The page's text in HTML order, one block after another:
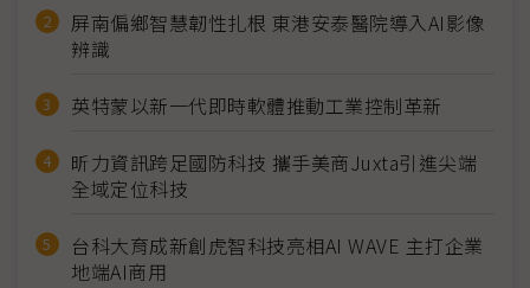
屏南偏鄉智慧韌性扎根 東港安泰醫院導入AI影像
辨識
英特蒙以新一代即時軟體推動工業控制革新
昕力資訊跨足國防科技 攜手美商Juxta引進尖端
全域定位科技
台科大育成新創虎智科技亮相AI WAVE 主打企業
地端AI商用